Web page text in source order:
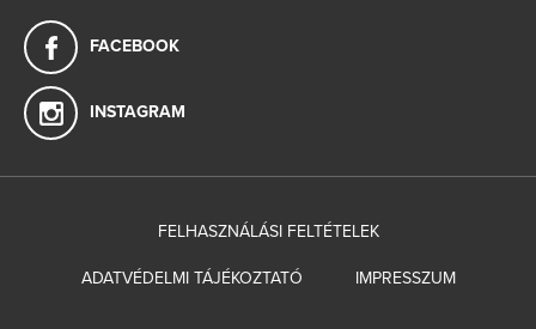
FACEBOOK
INSTAGRAM
FELHASZNÁLÁSI FELTÉTELEK
ADATVÉDELMI TÁJÉKOZTATÓ IMPRESSZUM